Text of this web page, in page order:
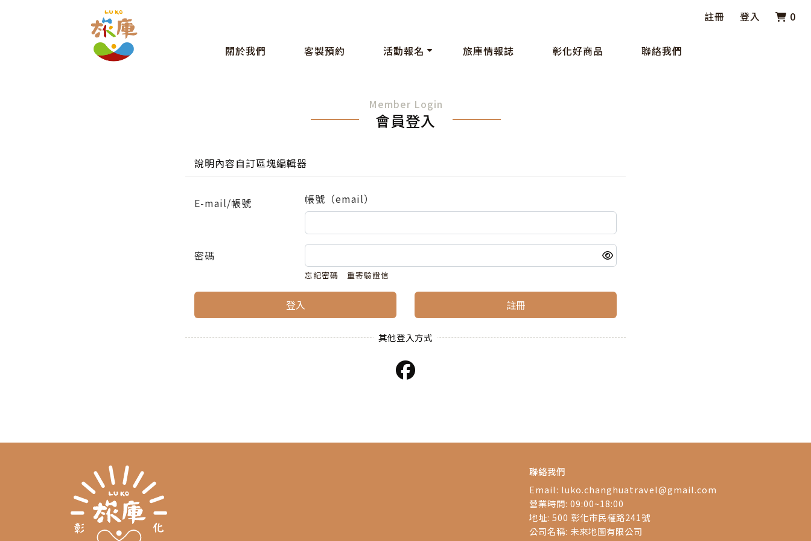
註冊 登入 0
關於我們 客製預約 活動報名 旅庫情報誌 彰化好商品 聯絡我們
Member Login
會員登入
說明內容自訂區塊編輯器
E-mail/帳號 帳號（email）
密碼
忘記密碼 重寄驗證信
登入 註冊
聯絡我們
Email: luko.changhuatravel@gmail.com
營業時間: 09:00~18:00
地址: 500 彰化市民權路241號
公司名稱: 未來地圖有限公司